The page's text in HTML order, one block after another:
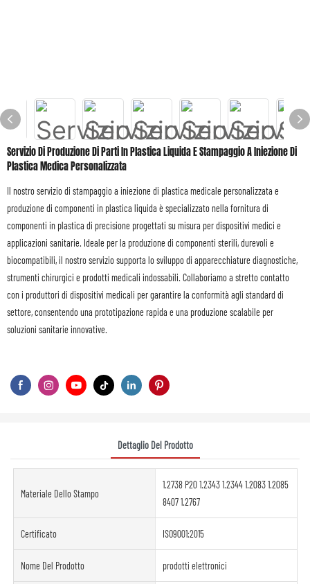
Servizio Di Produzione Di Parti In Plastica Liquida E Stampaggio A Iniezione Di
Plastica Medica Personalizzata
Il nostro servizio di stampaggio a iniezione di plastica medicale personalizzata e
produzione di componenti in plastica liquida è specializzato nella fornitura di
componenti in plastica di precisione progettati su misura per dispositivi medici e
applicazioni sanitarie. Ideale per la produzione di componenti sterili, durevoli e
biocompatibili, il nostro servizio supporta lo sviluppo di apparecchiature diagnostiche,
strumenti chirurgici e prodotti medicali indossabili. Collaboriamo a stretto contatto
con i produttori di dispositivi medicali per garantire la conformità agli standard di
settore, consentendo una prototipazione rapida e una produzione scalabile per
soluzioni sanitarie innovative.
Dettaglio Del Prodotto
Materiale Dello Stampo
1.2738 P20 1.2343 1.2344 1.2083 1.2085
8407 1.2767
Certificato ISO9001:2015
Nome Del Prodotto prodotti elettronici